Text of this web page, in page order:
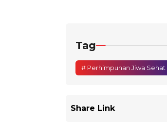
Tag
# Perhimpunan Jiwa Sehat
Share Link